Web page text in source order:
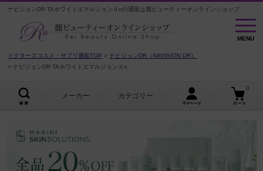
ナビジョンDR TAホワイトエマルジョンⅡnの通販は麗ビューティーオンラインショップ
MENU
MENU
ドクターズコスメ・サプリ通販TOP
ナビジョンDR（NAVISION DR）
ナビジョンDR TAホワイトエマルジョンⅡn
メーカー カテゴリー
0